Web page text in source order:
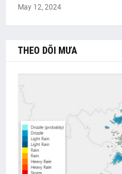
May 12, 2024
THEO DÕI MƯA